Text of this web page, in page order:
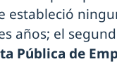
estableció
años; el
Pública de